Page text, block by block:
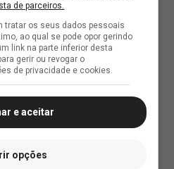
de parceiros.
tratar os seus dados pessoais
ao qual se pode opor gerindo
link na parte inferior desta
gerir ou revogar o
de privacidade e cookies.
e aceitar
opções